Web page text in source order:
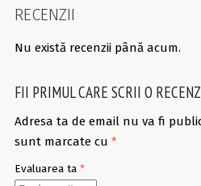
RECENZII
Nu există recenzii până acum.
FII PRIMUL CARE SCRII O
Adresa ta de email nu va fi
sunt marcate cu *
Evaluarea ta *